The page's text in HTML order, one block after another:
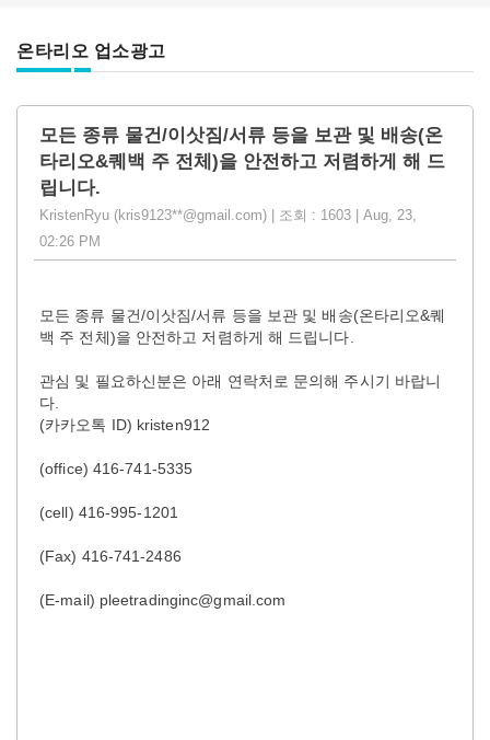
온타리오 업소광고
모든 종류 물건/이삿짐/서류 등을 보관 및 배송(온
타리오&퀘백 주 전체)을 안전하고 저렴하게 해 드
립니다.
KristenRyu (kris9123**@gmail.com) | 조회 : 1603 | Aug, 23,
02:26 PM
모든 종류 물건/이삿짐/서류 등을 보관 및 배송(온타리오&퀘
백 주 전체)을 안전하고 저렴하게 해 드립니다.
관심 및 필요하신분은 아래 연락처로 문의해 주시기 바랍니
다.
(카카오톡 ID) kristen912
(office) 416-741-5335
(cell) 416-995-1201
(Fax) 416-741-2486
(E-mail) pleetradinginc@gmail.com